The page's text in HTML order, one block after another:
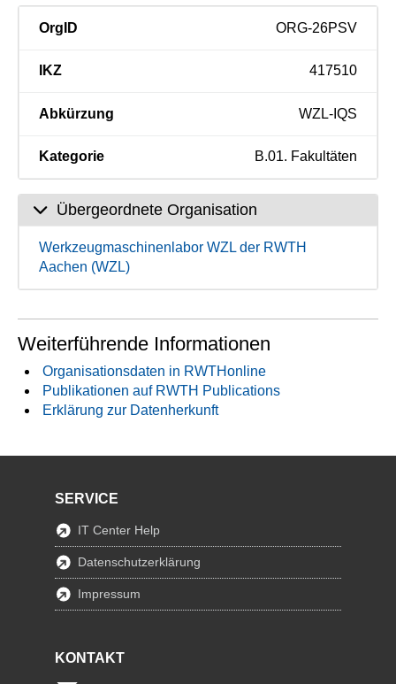
OrgID ORG-26PSV
IKZ 417510
Abkürzung WZL-IQS
Kategorie B.01. Fakultäten
Übergeordnete Organisation
Werkzeugmaschinenlabor WZL der RWTH
Aachen (WZL)
Weiterführende Informationen
Organisationsdaten in RWTHonline
Publikationen auf RWTH Publications
Erklärung zur Datenherkunft
SERVICE
IT Center Help
Datenschutzerklärung
Impressum
KONTAKT